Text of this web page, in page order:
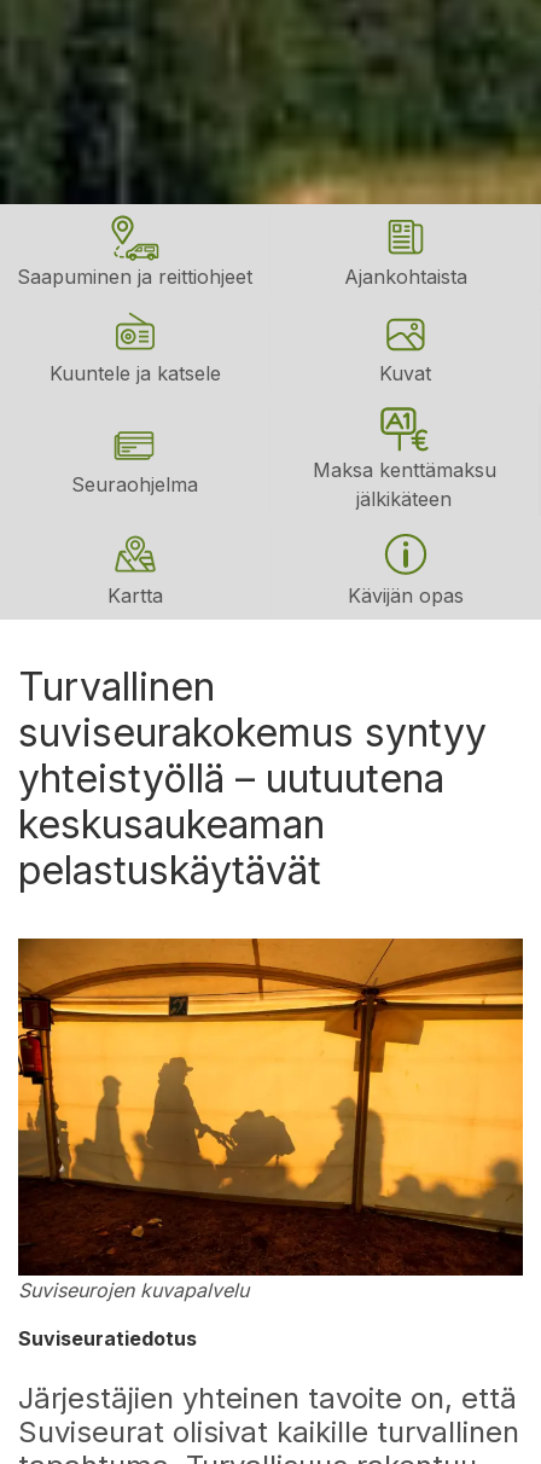
Saapuminen ja reittiohjeet Ajankohtaista
Kuuntele ja katsele Kuvat
Seuraohjelma
Maksa kenttämaksu
jälkikäteen
Kartta Kävijän opas
Turvallinen
suviseurakokemus syntyy
yhteistyöllä – uutuutena
keskusaukeaman
pelastuskäytävät
Suviseurojen kuvapalvelu
Suviseuratiedotus
Järjestäjien yhteinen tavoite on, että
Suviseurat olisivat kaikille turvallinen